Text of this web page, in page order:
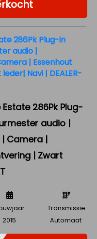
286Pk Plug-
audio |
| Camera |
| Zwart
2015
Transmissie
Automaat